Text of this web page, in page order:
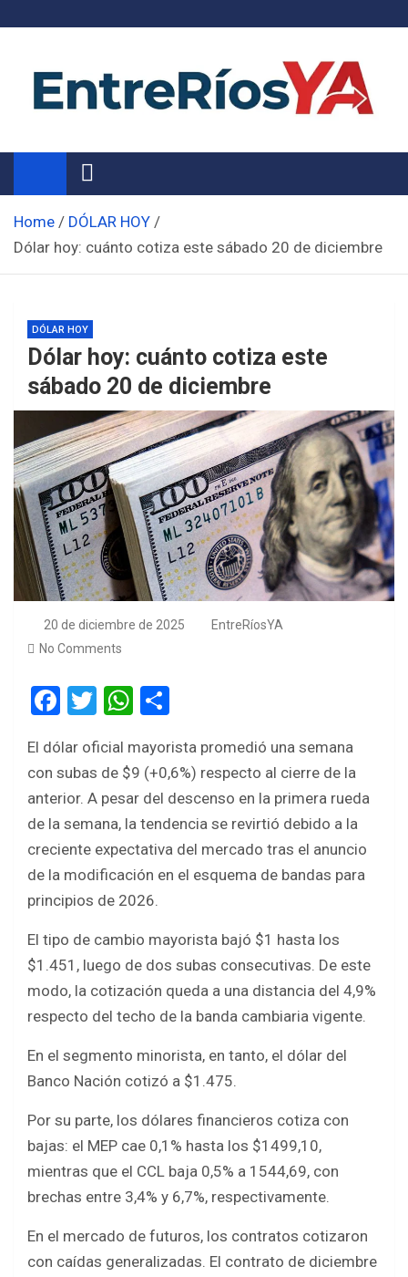
Noticias de Entre Ríos
Información de toda la provincia ahora
Home
DÓLAR HOY
Dólar hoy: cuánto cotiza este sábado 20 de diciembre
DÓLAR HOY
Dólar hoy: cuánto cotiza este
sábado 20 de diciembre
20 de diciembre de 2025
EntreRíosYA
No Comments
F
ce
b
o
o
k
T
tt
er
W
at
s
A
p
p
ar
e
El dólar oficial mayorista promedió una semana
con subas de $9 (+0,6%) respecto al cierre de la
anterior. A pesar del descenso en la primera rueda
de la semana, la tendencia se revirtió debido a la
creciente expectativa del mercado tras el anuncio
de la modificación en el esquema de bandas para
principios de 2026.
El tipo de cambio mayorista bajó $1 hasta los
$1.451, luego de dos subas consecutivas. De este
modo, la cotización queda a una distancia del 4,9%
respecto del techo de la banda cambiaria vigente.
En el segmento minorista, en tanto, el dólar del
Banco Nación cotizó a $1.475.
Por su parte, los dólares financieros cotiza con
bajas: el MEP cae 0,1% hasta los $1499,10,
mientras que el CCL baja 0,5% a 1544,69, con
brechas entre 3,4% y 6,7%, respectivamente.
En el mercado de futuros, los contratos cotizaron
con caídas generalizadas. El contrato de diciembre